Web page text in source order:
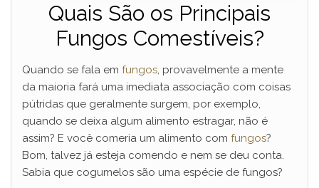
Quais São os Principais
Fungos Comestíveis?
Quando se fala em fungos, provavelmente a mente
da maioria fará uma imediata associação com coisas
pútridas que geralmente surgem, por exemplo,
quando se deixa algum alimento estragar, não é
assim? E você comeria um alimento com fungos?
Bom, talvez já esteja comendo e nem se deu conta.
Sabia que cogumelos são uma espécie de fungos?